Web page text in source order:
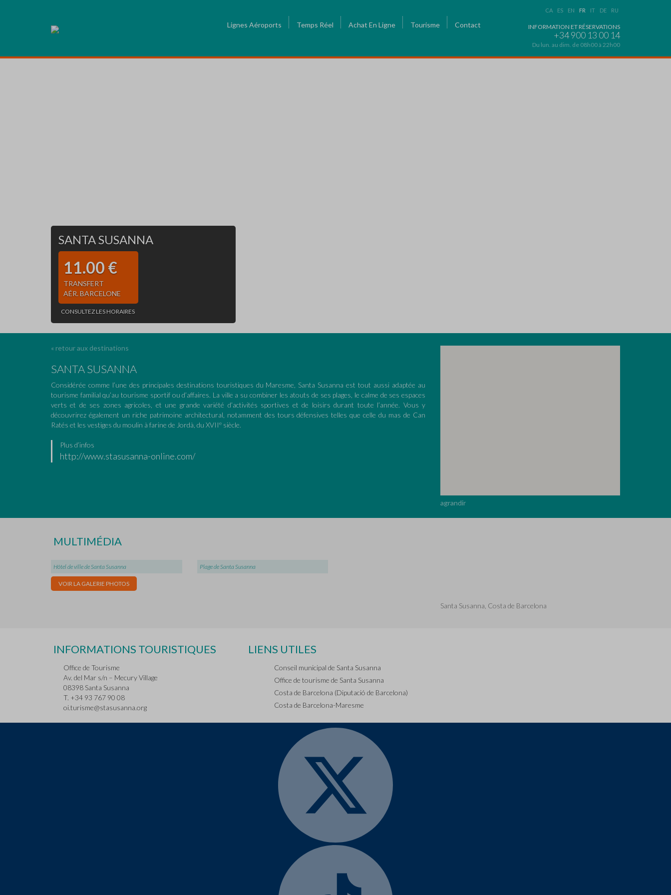
Lignes Aéroports Temps Réel Achat En Ligne Tourisme Contact
CA ES EN FR IT DE RU
INFORMATION ET RÉSERVATIONS
+34 900 13 00 14
Du lun. au dim. de 08h00 à 22h00
SANTA SUSANNA
11.00 €
TRANSFERT
AÉR. BARCELONE
CONSULTEZ LES HORAIRES
« retour aux destinations
SANTA SUSANNA
Considérée comme l’une des principales destinations touristiques du Maresme, Santa Susanna est tout aussi adaptée au
tourisme familial qu’au tourisme sportif ou d’affaires. La ville a su combiner les atouts de ses plages, le calme de ses espaces
verts et de ses zones agricoles, et une grande variété d’activités sportives et de loisirs durant toute l’année. Vous y
découvrirez également un riche patrimoine architectural, notamment des tours défensives telles que celle du mas de Can
Ratés et les vestiges du moulin à farine de Jordà, du XVIIe siècle.
Plus d’infos
http://www.stasusanna-online.com/
agrandir
MULTIMÉDIA
Hôtel de ville de Santa Susanna Plage de Santa Susanna
VOIR LA GALERIE PHOTOS
Santa Susanna, Costa de Barcelona
INFORMATIONS TOURISTIQUES
Office de Tourisme
Av. del Mar s/n – Mecury Village
08398 Santa Susanna
T. +34 93 767 90 08
oi.turisme@stasusanna.org
LIENS UTILES
Conseil municipal de Santa Susanna
Office de tourisme de Santa Susanna
Costa de Barcelona (Diputació de Barcelona)
Costa de Barcelona-Maresme